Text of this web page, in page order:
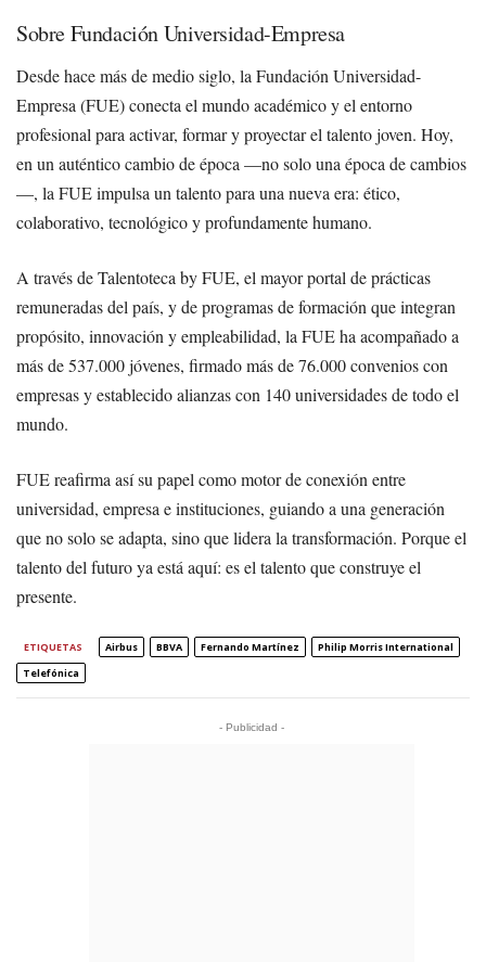
Sobre Fundación Universidad-Empresa
Desde hace más de medio siglo, la Fundación Universidad-
Empresa (FUE) conecta el mundo académico y el entorno
profesional para activar, formar y proyectar el talento joven. Hoy,
en un auténtico cambio de época —no solo una época de cambios
—, la FUE impulsa un talento para una nueva era: ético,
colaborativo, tecnológico y profundamente humano.
A través de Talentoteca by FUE, el mayor portal de prácticas
remuneradas del país, y de programas de formación que integran
propósito, innovación y empleabilidad, la FUE ha acompañado a
más de 537.000 jóvenes, firmado más de 76.000 convenios con
empresas y establecido alianzas con 140 universidades de todo el
mundo.
FUE reafirma así su papel como motor de conexión entre
universidad, empresa e instituciones, guiando a una generación
que no solo se adapta, sino que lidera la transformación. Porque el
talento del futuro ya está aquí: es el talento que construye el
presente.
ETIQUETAS Airbus BBVA Fernando Martínez
Philip Morris International
Telefónica
- Publicidad -